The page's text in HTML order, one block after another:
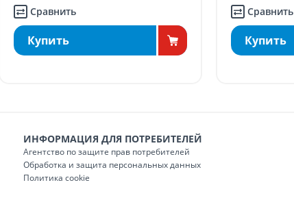
Сравнить
Купить
Сравнить
Купить
ИНФОРМАЦИЯ ДЛЯ ПОТРЕБИТЕЛЕЙ
Агентство по защите прав потребителей
Обработка и защита персональных данных
Политика cookie